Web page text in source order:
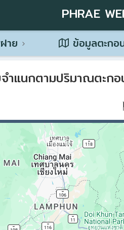
PHRAE
าย ข้อมูลตะกอ
ำแนกตามปริมาณตะกอ
⚑